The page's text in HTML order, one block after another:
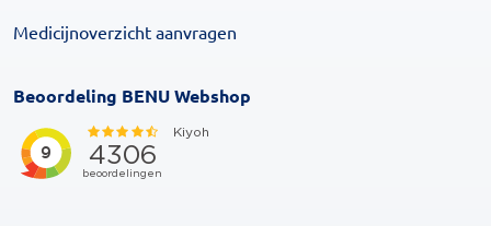
Medicijnoverzicht aanvragen
Beoordeling BENU Webshop